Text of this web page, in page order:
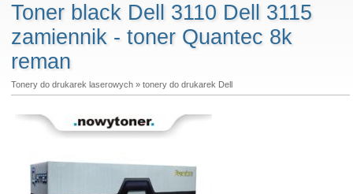
Toner black Dell 3110 Dell 3115
zamiennik - toner Quantec 8k
reman
Tonery do drukarek laserowych» tonery do drukarek Dell